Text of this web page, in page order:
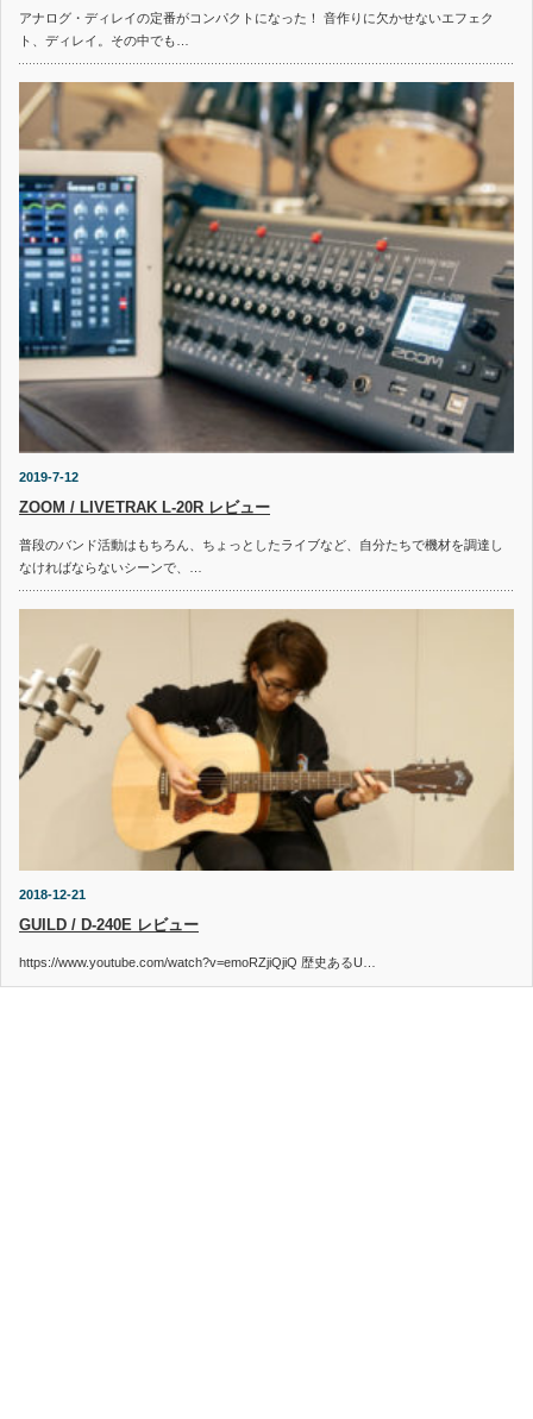
アナログ・ディレイの定番がコンパクトになった！ 音作りに欠かせないエフェク
ト、ディレイ。その中でも…
2019-7-12
ZOOM / LIVETRAK L-20R レビュー
普段のバンド活動はもちろん、ちょっとしたライブなど、自分たちで機材を調達し
なければならないシーンで、…
2018-12-21
GUILD / D-240E レビュー
https://www.youtube.com/watch?v=emoRZjiQjiQ 歴史あるU…